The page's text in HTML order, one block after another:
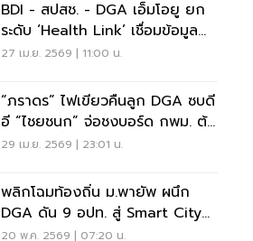
BDI - สปสช. - DGA เอ็มโอยู ยก
ระดับ ‘Health Link’ เชื่อมข้อมูล
สุขภาพทั่วไทย
27 เม.ย. 2569 | 11:00 น.
“ภราดร” ไฟเขียวคืนลูก DGA ซบดี
อี “ไชยชนก” จ่อชงบอร์ด กพม. ต้น
พฤษภาฯนี้ ลุยปฏิรูปดิจิทัลรัฐ
29 เม.ย. 2569 | 23:01 น.
พลิกโฉมท้องถิ่น ม.พายัพ ผนึก
DGA ดัน 9 อปท. สู่ Smart City
เต็มรูปแบบ
20 พ.ค. 2569 | 07:20 น.